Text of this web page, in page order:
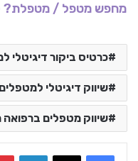
מחפש מטפל / מטפלת?
כרטיס ביקור דיגיטלי
שיווק דיגיטלי למטפלים
שיווק מטפלים